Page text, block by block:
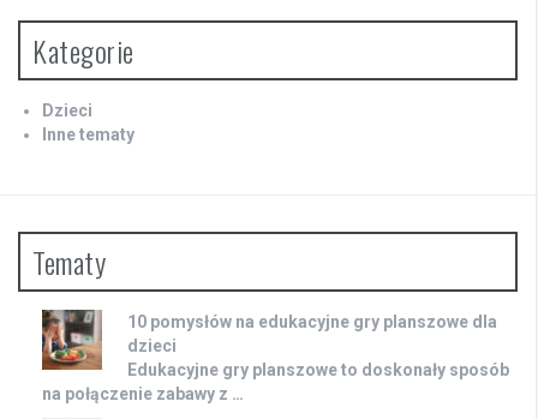
Kategorie
Dzieci
Inne tematy
Tematy
10 pomysłów na edukacyjne gry planszowe dla
dzieci
Edukacyjne gry planszowe to doskonały sposób
na połączenie zabawy z …